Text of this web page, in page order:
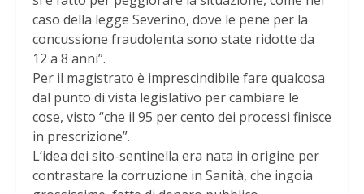
caso della legge Severino, dove le pene per la
concussione fraudolenta sono state ridotte da
12 a 8 anni”.
Per il magistrato è imprescindibile fare qualcosa
dal punto di vista legislativo per cambiare le
cose, visto “che il 95 per cento dei processi finisce
in prescrizione”.
L’idea dei sito-sentinella era nata in origine per
contrastare la corruzione in Sanità, che ingoia